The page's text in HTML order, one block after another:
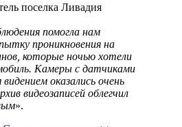
поселка Ливадия
помогла нам
проникновения на
которые ночью хотели
Камеры с датчиками
оказались очень
видеозаписей облегчил
».